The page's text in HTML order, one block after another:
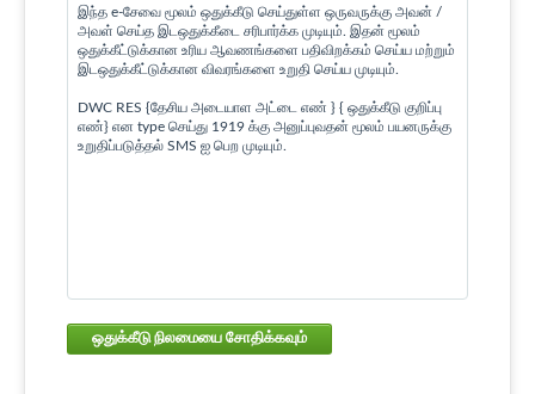
இந்த e-சேவை மூலம் ஒதுக்கீடு செய்துள்ள ஒருவருக்கு அவன் /
அவள் செய்த இடஒதுக்கீடை சரிபார்க்க முடியும். இதன் மூலம்
ஒதுக்கீட்டுக்கான உரிய ஆவணங்களை பதிவிறக்கம் செய்ய மற்றும்
இடஒதுக்கீட்டுக்கான விவரங்களை உறுதி செய்ய முடியும்.
DWC RES {தேசிய அடையாள அட்டை எண் } { ஒதுக்கீடு குறிப்பு
எண்} என type செய்து 1919 க்கு அனுப்புவதன் மூலம் பயனருக்கு
உறுதிப்படுத்தல் SMS ஐ பெற முடியும்.
ஒதுக்கீடு நிலமையை சோதிக்கவும்